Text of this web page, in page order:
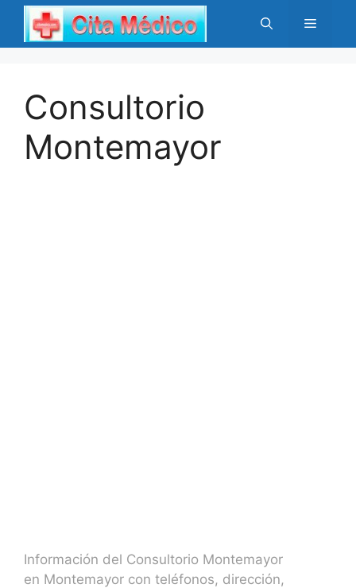
Saltar
contenido
Menú
Consultorio
Montemayor
Información del Consultorio Montemayor
en Montemayor con teléfonos, dirección,